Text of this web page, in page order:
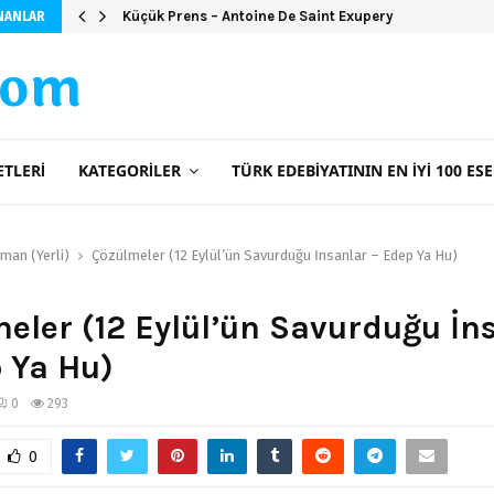
Küçük Prens – Antoine De Saint Exupery
KATEGORILER TÜRK EDEBIYATININ EN İYI 100
(Yerli) Çözülmeler (12 Eylül’ün Savurduğu İnsanlar – Edep Ya Hu)
(12 Eylül’ün Savurduğu
Ya Hu)
0 293
0